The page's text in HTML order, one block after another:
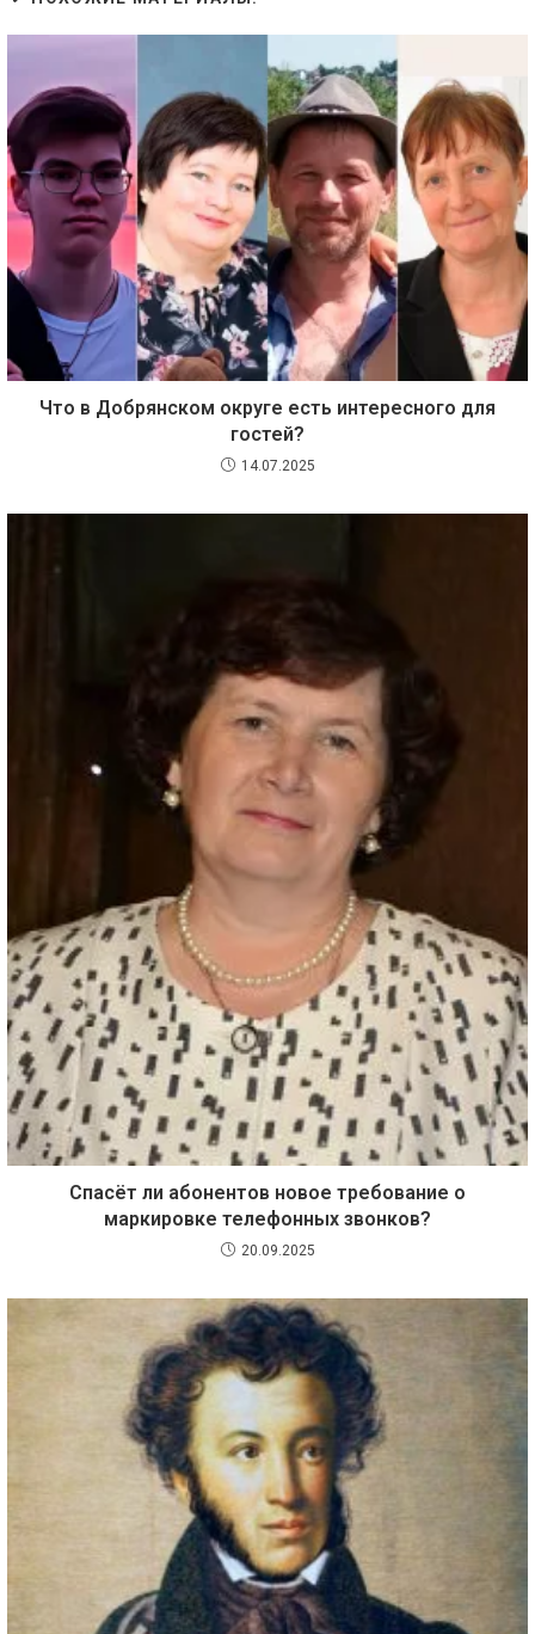
Что в Добрянском округе есть интересного для
гостей?
14.07.2025
Спасёт ли абонентов новое требование о
маркировке телефонных звонков?
20.09.2025